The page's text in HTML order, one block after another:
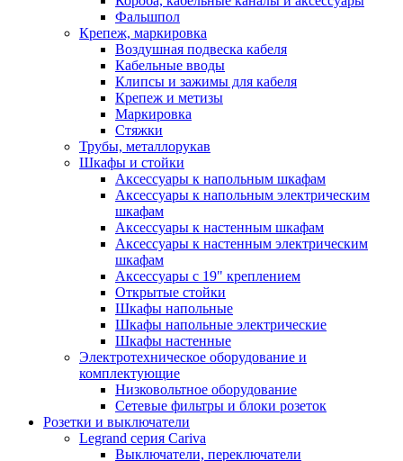
Фальшпол
Крепеж, маркировка
Воздушная подвеска кабеля
Кабельные вводы
Клипсы и зажимы для кабеля
Крепеж и метизы
Маркировка
Стяжки
Трубы, металлорукав
Шкафы и стойки
Аксессуары к напольным шкафам
Аксессуары к напольным электрическим
шкафам
Аксессуары к настенным шкафам
Аксессуары к настенным электрическим
шкафам
Аксессуары с 19" креплением
Открытые стойки
Шкафы напольные
Шкафы напольные электрические
Шкафы настенные
Электротехническое оборудование и
комплектующие
Низковольтное оборудование
Сетевые фильтры и блоки розеток
Розетки и выключатели
Legrand серия Cariva
Выключатели, переключатели